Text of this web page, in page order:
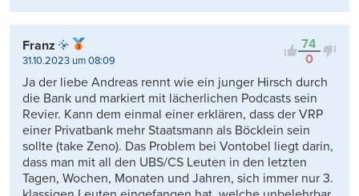
74
0
Franz
31.10.2023 um 08:09
Ja der liebe Andreas rennt wie ein junger Hirsch durch
die Bank und markiert mit lächerlichen Podcasts sein
Revier. Kann dem einmal einer erklären, dass der VRP
einer Privatbank mehr Staatsmann als Böcklein sein
sollte (take Zeno). Das Problem bei Vontobel liegt darin,
dass man mit all den UBS/CS Leuten in den letzten
Tagen, Wochen, Monaten und Jahren, sich immer nur 3.